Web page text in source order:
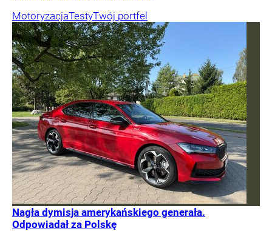
MotoryzacjaTestyTwój portfel
Nagła dymisja amerykańskiego generała.
Odpowiadał za Polskę